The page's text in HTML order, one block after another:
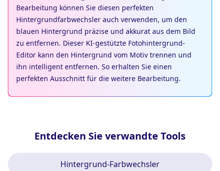
Bearbeitung können Sie diesen perfekten
Hintergrundfarbwechsler auch verwenden, um den
blauen Hintergrund präzise und akkurat aus dem Bild
zu entfernen. Dieser KI-gestützte Fotohintergrund-
Editor kann den Hintergrund vom Motiv trennen und
ihn intelligent entfernen. So erhalten Sie einen
perfekten Ausschnitt für die weitere Bearbeitung.
Entdecken Sie verwandte Tools
Hintergrund-Farbwechsler